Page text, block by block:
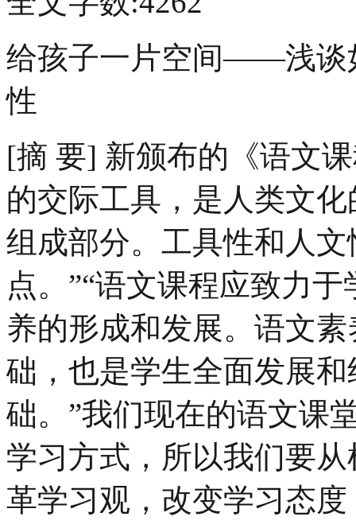
给孩子一片空间——浅谈
性
[摘 要] 新颁布的《语文
的交际工具，是人类文化
组成部分。工具性和人
点。”“语文课程应致力
养的形成和发展。语文
础，也是学生全面发展
础。”我们现在的语文课
学习方式，所以我们要
革学习观，改变学习态